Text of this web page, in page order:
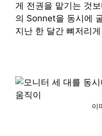
게 전권을 맡기는 것
의 Sonnet을 동시에
지난 한 달간 뼈저리
이